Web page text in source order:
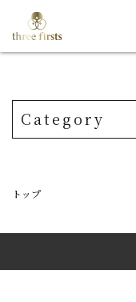
Category
トップ